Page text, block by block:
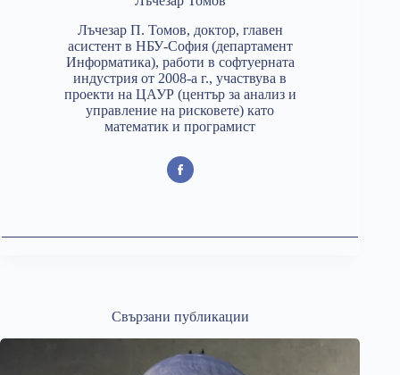
Лъчезар П. Томов, доктор, главен
асистент в НБУ-София (департамент
Информатика), работи в софтуерната
индустрия от 2008-а г., участвува в
проекти на ЦАУР (център за анализ и
управление на рисковете) като
математик и програмист
Свързани публикации